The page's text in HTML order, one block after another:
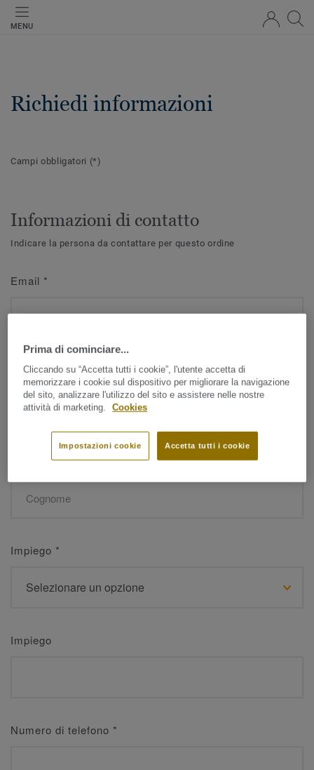
MENU
Richiedi informazioni
Campi obbligatori (*)
Informazioni di contatto
Indicare la persona da contattare per questo ordine
Email *
Nome*
Cognome*
Impiego *
Impiego
Numero di telefono *
Prima di cominciare...
Cliccando su “Accetta tutti i cookie”, l'utente accetta di
memorizzare i cookie sul dispositivo per migliorare la navigazione
del sito, analizzare l'utilizzo del sito e assistere nelle nostre
attività di marketing.
Cookies
Accetta tutti i cookie
Impostazioni cookie